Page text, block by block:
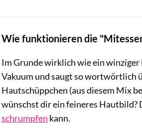
Wie funktionieren die
Im Grunde wirklich wie ein
Vakuum und saugt so wortwörtlich
Hautschüppchen (aus diesem Mix
wünschst dir ein feineres Hautbild?
schrumpfen kann.